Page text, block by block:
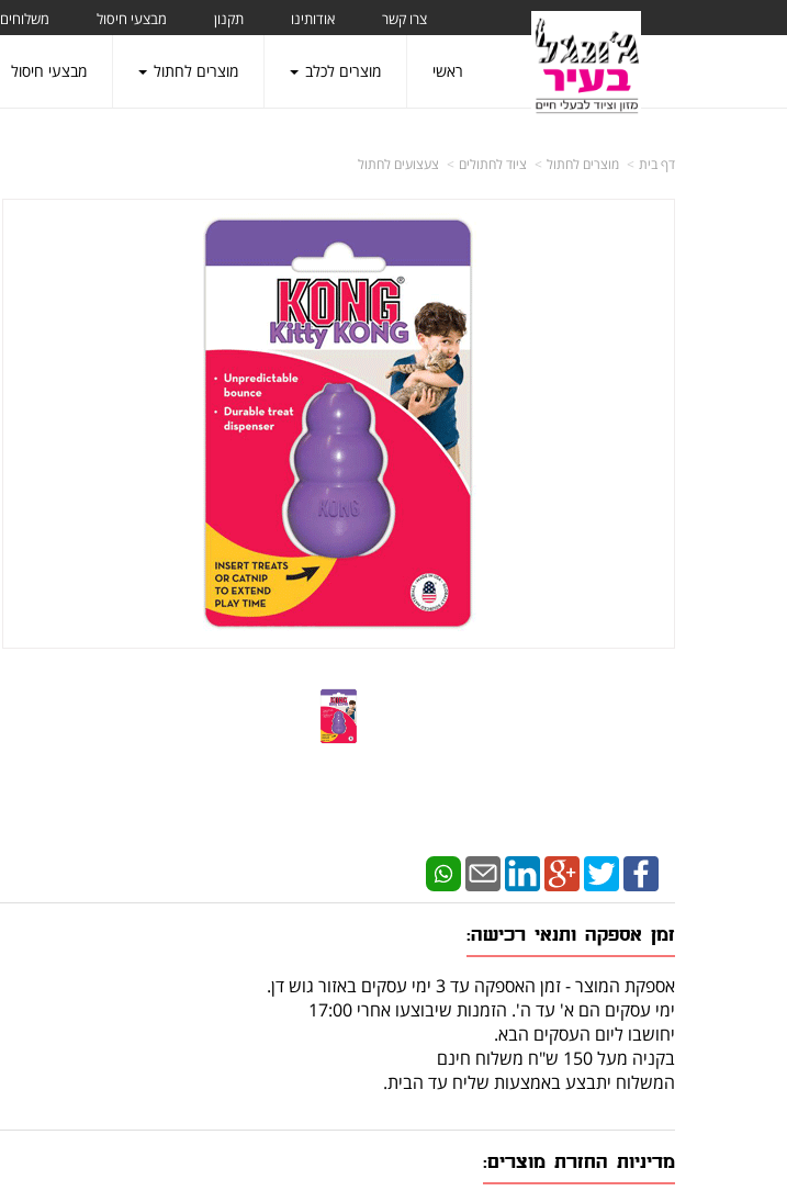
צרו קשר אודותינו תקנון מבצעי חיסול משלוחים
ראשי מוצרים לכלב מוצרים לחתול מבצעי חיסול
דף בית מוצרים לחתול ציוד לחתולים צעצועים לחתול
זמן אספקה ותנאי רכישה:
אספקת המוצר - זמן האספקה עד 3 ימי עסקים באזור גוש דן.
ימי עסקים הם א' עד ה'. הזמנות שיבוצעו אחרי 17:00
יחושבו ליום העסקים הבא.
בקניה מעל 150 ש"ח משלוח חינם
המשלוח יתבצע באמצעות שליח עד הבית.
מדיניות החזרת מוצרים: